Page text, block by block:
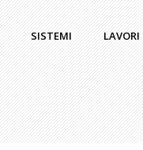
SISTEMI LAVORI